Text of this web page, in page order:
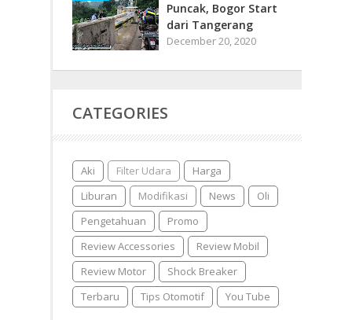
Puncak, Bogor Start
dari Tangerang
December 20, 2020
CATEGORIES
Aki Filter Udara
Harga
Liburan
Modifikasi News
Oli
Pengetahuan
Promo
Review Accessories
Review Mobil
Review Motor
Shock Breaker
Terbaru
Tips Otomotif You Tube